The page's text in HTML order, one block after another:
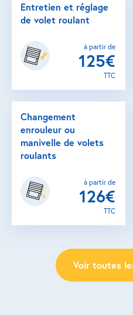
Entretien et réglage
de volet roulant
à partir de
125€
TTC
Changement
enrouleur ou
manivelle de volets
roulants
à partir de
126€
TTC
Voir toutes